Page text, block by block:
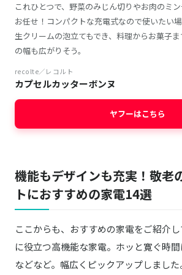
これひとつで、野菜のみじん切りやお肉のミ
お任せ！コンパクトな充電式なので使いたい場
生クリームの泡立てもでき、料理からお菓子
の幅も広がりそう。
recolte／レコルト
カプセルカッターボンヌ
ヤフーはこちら
機能もデザインも充実！敬老
トにおすすめの家電14選
ここからも、おすすめの家電をご紹介
に役立つ高機能な家電。ホッと寛ぐ時
などなど。幅広くピックアップしました